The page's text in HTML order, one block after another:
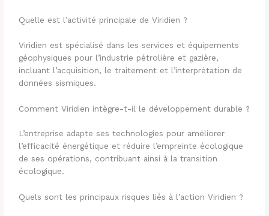
Quelle est l’activité principale de Viridien ?
Viridien est spécialisé dans les services et équipements
géophysiques pour l’industrie pétrolière et gazière,
incluant l’acquisition, le traitement et l’interprétation de
données sismiques.
Comment Viridien intègre-t-il le développement durable ?
L’entreprise adapte ses technologies pour améliorer
l’efficacité énergétique et réduire l’empreinte écologique
de ses opérations, contribuant ainsi à la transition
écologique.
Quels sont les principaux risques liés à l’action Viridien ?